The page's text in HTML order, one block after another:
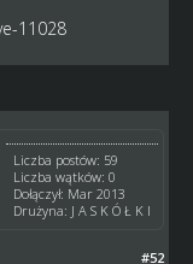
11028
Liczba postów: 59
Liczba wątków: 0
Dołączył: Mar 2013
Drużyna: J A S K Ó Ł K I
#52